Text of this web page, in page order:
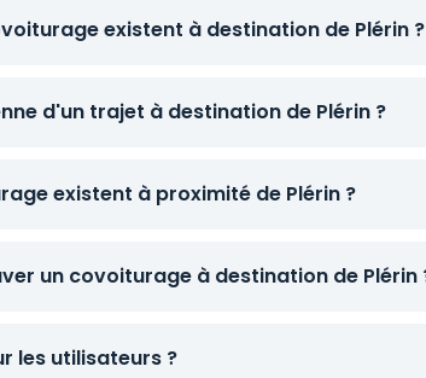
existent à destination de Plérin ?
d'un trajet à destination de Plérin ?
existent à proximité de Plérin ?
un covoiturage à destination de Plérin
les utilisateurs ?